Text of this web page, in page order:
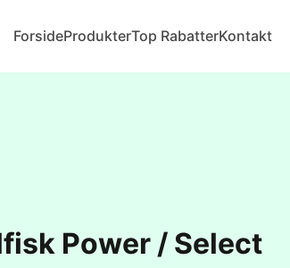
ForsideProdukterTop RabatterKontakt
Power / Select